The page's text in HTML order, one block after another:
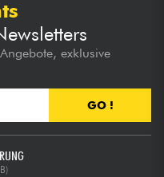
exklusive
GO !